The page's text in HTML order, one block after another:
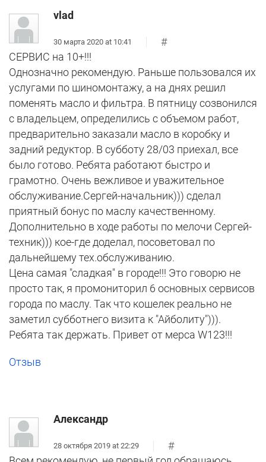
vlad
30 марта 2020 at 10:41
#
СЕРВИС на 10+!!!
Однозначно рекомендую. Раньше пользовался их
услугами по шиномонтажу, а на днях решил
поменять масло и фильтра. В пятницу созвонился
с владельцем, определились с объемом работ,
предварительно заказали масло в коробку и
задний редуктор. В субботу 28/03 приехал, все
было готово. Ребята работают быстро и
грамотно. Очень вежливое и уважительное
обслуживание.Сергей-начальник))) сделал
приятный бонус по маслу качественному.
Дополнительно в ходе работы по мелочи Сергей-
техник))) кое-где доделал, посоветовал по
дальнейшему тех.обслуживанию.
Цена самая "сладкая" в городе!!! Это говорю не
просто так, я промониторил 6 основных сервисов
города по маслу. Так что кошелек реально не
заметил субботнего визита к "Айболиту"))).
Ребята так держать. Привет от мерса W123!!!
Отзыв
Александр
28 октября 2019 at 22:29
#